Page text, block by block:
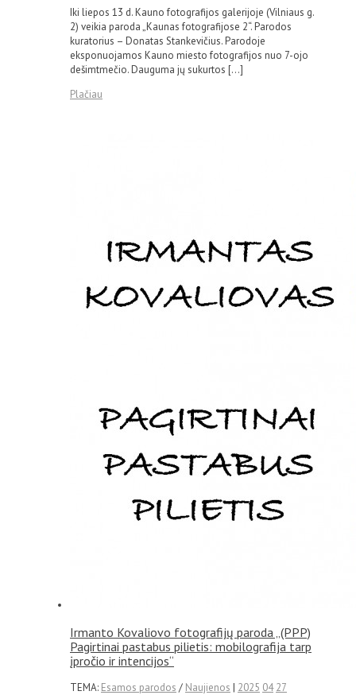
Iki liepos 13 d. Kauno fotografijos galerijoje (Vilniaus g.
2) veikia paroda „Kaunas fotografijose 2“. Parodos
kuratorius – Donatas Stankevičius. Parodoje
eksponuojamos Kauno miesto fotografijos nuo 7-ojo
dešimtmečio. Dauguma jų sukurtos […]
Plačiau
Irmanto Kovaliovo fotografijų paroda „(PPP)
Pagirtinai pastabus pilietis: mobilografija tarp
įpročio ir intencijos“
TEMA: Esamos parodos / Naujienos | 2025 04 27